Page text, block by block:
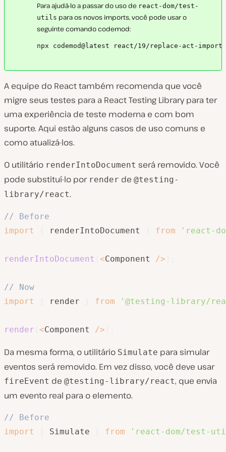
Para ajudá-lo a passar do uso de react-dom/test-
utils para os novos imports, você pode usar o
seguinte comando codemod:
npx codemod@latest react/19/replace-act-import
A equipe do React também recomenda que você
migre seus testes para a React Testing Library para ter
uma experiência de teste moderna e com bom
suporte. Aqui estão alguns casos de uso comuns e
como atualizá-los.
O utilitário renderIntoDocument será removido. Você
pode substituí-lo por render de @testing-
library/react.
// Before
import
renderIntoDocument from 'react-
renderIntoDocument <Component />
// Now
import
render from '@testing-library/
render <Component />
Da mesma forma, o utilitário Simulate para simular
eventos será removido. Em vez disso, você deve usar
fireEvent de @testing-library/react, que envia
um evento real para o elemento.
// Before
import
Simulate from 'react-dom/test-